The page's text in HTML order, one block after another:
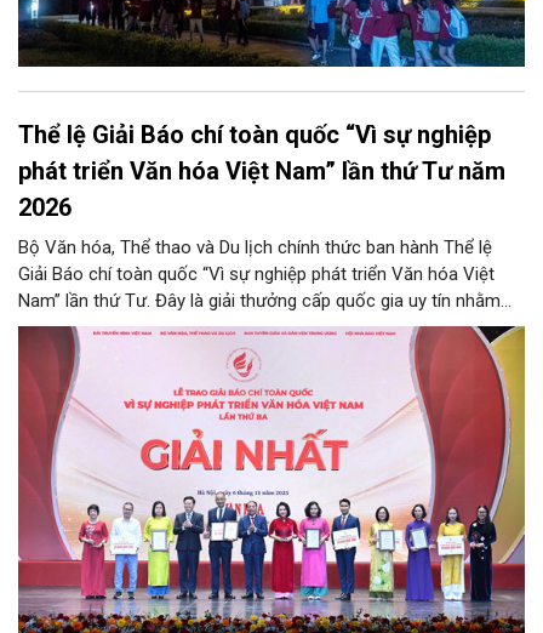
Thể lệ Giải Báo chí toàn quốc “Vì sự nghiệp
phát triển Văn hóa Việt Nam” lần thứ Tư năm
2026
Bộ Văn hóa, Thể thao và Du lịch chính thức ban hành Thể lệ
Giải Báo chí toàn quốc “Vì sự nghiệp phát triển Văn hóa Việt
Nam” lần thứ Tư. Đây là giải thưởng cấp quốc gia uy tín nhằm
ghi nhận, tôn vinh những đóng góp xuất sắc của tập thể, cá
nhân đội ngũ những người làm báo đối với sự nghiệp phát triển
văn hóa nước nhà. Thông qua cuộc thi, Ban Tổ chức mong
muốn giới thiệu những thành tựu nổi bật của các lĩnh vực văn
hóa, thông tin, gia đình, thể thao và du lịch; đồng thời phát hiện,
biểu dương các tấm gương điển hình tiên tiến, cổ vũ toàn ngành
chung sức cống hiến và tạo diễn đàn trao đổi nghiệp vụ nâng
cao chất lượng báo chí trong thời đại mới.